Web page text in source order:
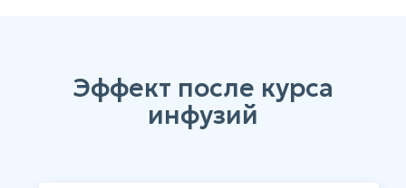
Эффект после курса
инфузий